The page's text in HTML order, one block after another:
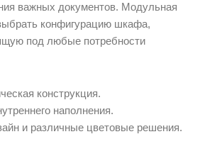
важных документов. Модульная
конфигурацию шкафа,
под любые потребности
конструкция.
наполнения.
и различные цветовые решения.